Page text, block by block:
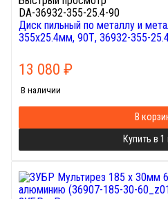
DA-36932-355-25.4-90
Диск пильный по металлу и
355х25.4мм, 90Т, 36932-355-
13 080 ₽
В наличии
В
Купить в